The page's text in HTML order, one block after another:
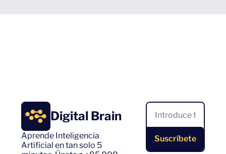
Digital Brain
Aprende Inteligencia
Artificial en tan solo 5
Suscríbete